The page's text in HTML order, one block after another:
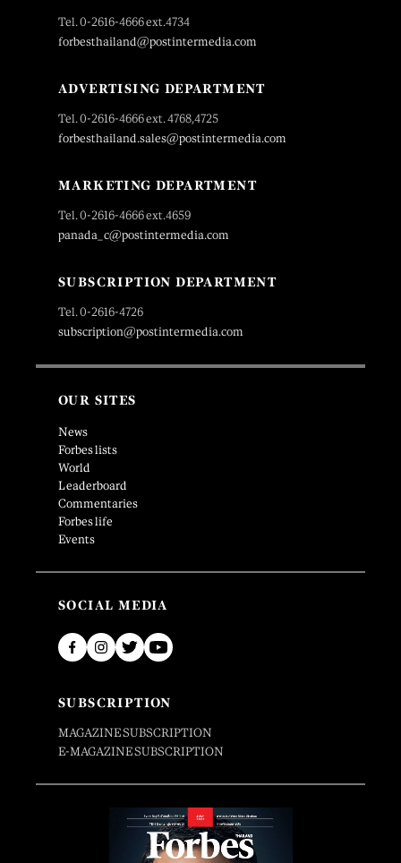
Tel. 0-2616-4666 ext.4734
forbesthailand@postintermedia.com
ADVERTISING DEPARTMENT
Tel. 0-2616-4666 ext. 4768,4725
forbesthailand.sales@postintermedia.com
MARKETING DEPARTMENT
Tel. 0-2616-4666 ext.4659
panada_c@postintermedia.com
SUBSCRIPTION DEPARTMENT
Tel. 0-2616-4726
subscription@postintermedia.com
OUR SITES
News
Forbes lists
World
Leaderboard
Commentaries
Forbes life
Events
SOCIAL MEDIA
SUBSCRIPTION
MAGAZINE SUBSCRIPTION
E-MAGAZINE SUBSCRIPTION